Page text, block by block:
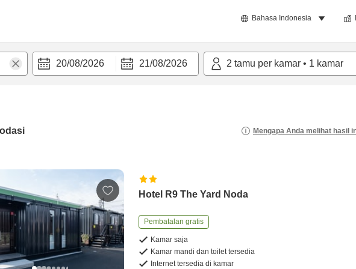
Bahasa Indonesia
20/08/2026 21/08/2026 2 tamu per kamar • 1 kamar
Mengapa Anda melihat hasil
Hotel R9 The Yard Noda
Pembatalan gratis
Kamar saja
Kamar mandi dan toilet tersedia
Internet tersedia di kamar